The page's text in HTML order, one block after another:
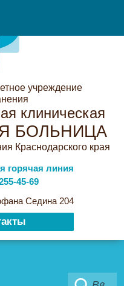
учреждение
клиническая
БОЛЬНИЦА
Краснодарского края
горячая линия
45-69
Седина 204
Поиск